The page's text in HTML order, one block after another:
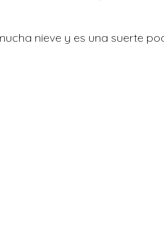
nieve y es una suerte